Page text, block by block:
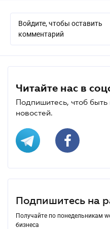
Войдите, чтобы оставить
комментарий
Читайте нас в
Подпишитесь, чтоб быть
новостей.
Подпишитесь на
Получайте по понедельникам
бизнеса